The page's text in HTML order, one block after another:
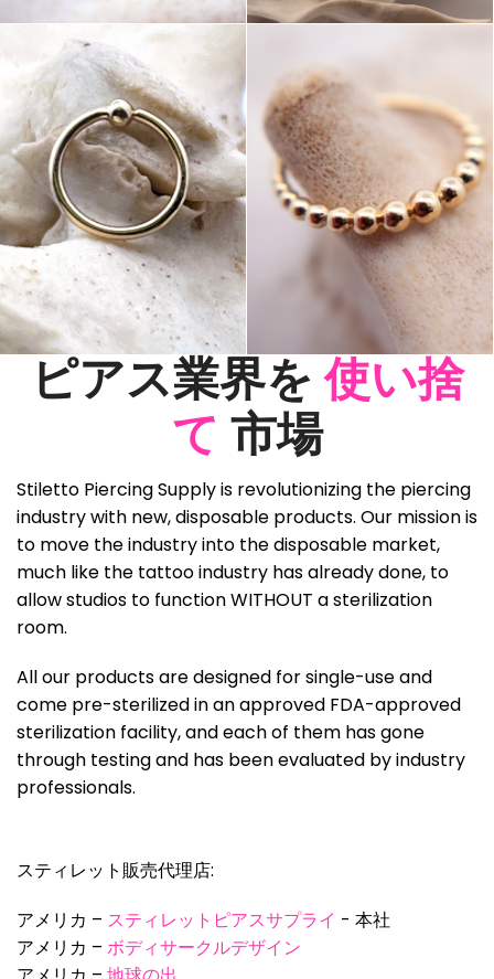
ピアス業界を使い捨
て 市場
Stiletto Piercing Supply is revolutionizing the piercing
industry with new, disposable products. Our mission is
to move the industry into the disposable market,
much like the tattoo industry has already done, to
allow studios to function WITHOUT a sterilization
room.
All our products are designed for single-use and
come pre-sterilized in an approved FDA-approved
sterilization facility, and each of them has gone
through testing and has been evaluated by industry
professionals.
スティレット販売代理店:
アメリカ – スティレットピアスサプライ - 本社
アメリカ – ボディサークルデザイン